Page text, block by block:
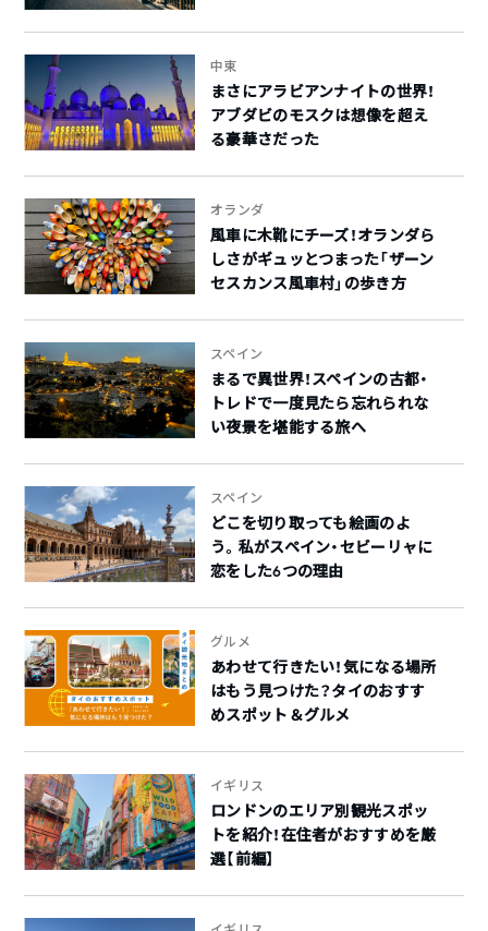
中東
まさにアラビアンナイトの世界！
アブダビのモスクは想像を超え
る豪華さだった
オランダ
風車に木靴にチーズ！オランダら
しさがギュッとつまった「ザーン
セスカンス風車村」の歩き方
スペイン
まるで異世界！スペインの古都・
トレドで一度見たら忘れられな
い夜景を堪能する旅へ
スペイン
どこを切り取っても絵画のよ
う。私がスペイン・セビーリャに
恋をした6つの理由
グルメ
あわせて行きたい！気になる場所
はもう見つけた？タイのおすす
めスポット＆グルメ
イギリス
ロンドンのエリア別観光スポッ
トを紹介！在住者がおすすめを厳
選【前編】